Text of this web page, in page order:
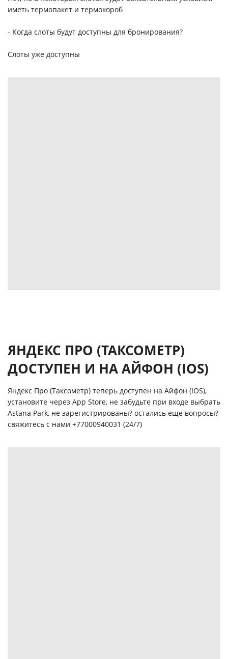
иметь термопакет и термокороб
- Когда слоты будут доступны для бронирования?
Слоты уже доступны
ЯНДЕКС ПРО (ТАКСОМЕТР)
ДОСТУПЕН И НА АЙФОН (IOS)
Яндекс Про (Таксометр) теперь доступен на Айфон (IOS),
установите через App Store, не забудьте при входе выбрать
Astana Park, не зарегистрированы? остались еще вопросы?
свяжитесь с нами +77000940031 (24/7)